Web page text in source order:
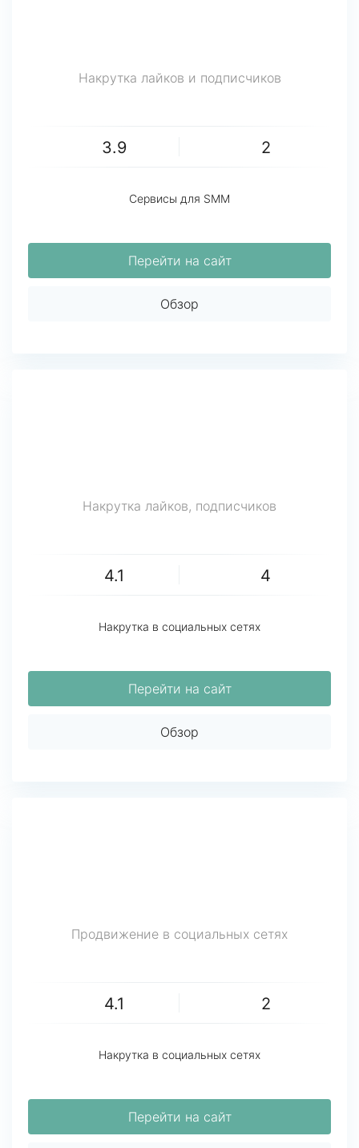
Накрутка лайков и подписчиков
3.9 2
Сервисы для SMM
Перейти на сайт
Обзор
Накрутка лайков, подписчиков
4.1 4
Накрутка в социальных сетях
Перейти на сайт
Обзор
Продвижение в социальных сетях
4.1 2
Накрутка в социальных сетях
Перейти на сайт